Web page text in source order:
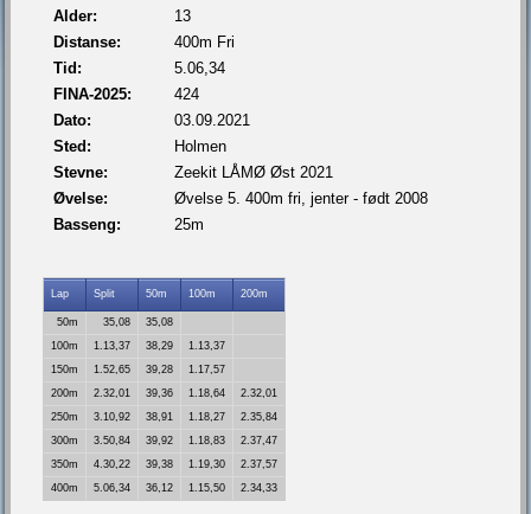
Alder:
13
Distanse:
400m Fri
Tid:
5.06,34
FINA-2025:
424
Dato:
03.09.2021
Sted:
Holmen
Stevne:
Zeekit LÅMØ Øst 2021
Øvelse:
Øvelse 5. 400m fri, jenter - født 2008
Basseng:
25m
Lap Split 50m 100m 200m
50m 35,08
35,08
100m
1.13,37 38,29
1.13,37
150m
1.52,65 39,28
1.17,57
200m
2.32,01 39,36 1.18,64
2.32,01
250m
3.10,92 38,91 1.18,27
2.35,84
300m
3.50,84 39,92 1.18,83
2.37,47
350m
4.30,22 39,38 1.19,30
2.37,57
400m
5.06,34 36,12 1.15,50 2.34,33